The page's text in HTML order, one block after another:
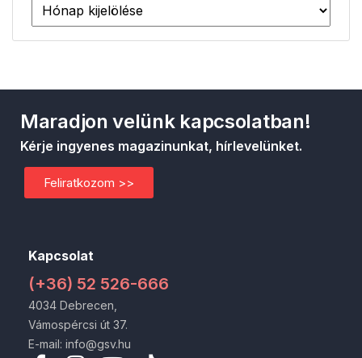
Kapcsolat
(+36) 52 526-666
4034 Debrecen,
Vámospércsi út 37.
E-mail: info@gsv.hu
Maradjon velünk kapcsolatban!
Kérje ingyenes magazinunkat, hírlevelünket.
Feliratkozom >>